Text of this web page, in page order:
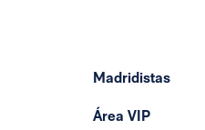
Madridistas
Área VIP